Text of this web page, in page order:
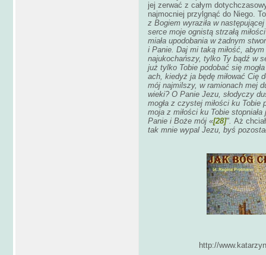
jej zerwać z całym
najmocniej przylgnąć do Niego. To
z Bogiem wyraziła w
serce moje ognistą strzałą
miała upodobania w żadnym
i Panie. Daj mi taką miłość, abym
najukochańszy, tylko Ty bądź w
już tylko Tobie podobać się
ach, kiedyż ja będę miłować Cię
mój najmilszy, w ramionach mej
wieki? O Panie Jezu, słodyczy
mogła z czystej miłości ku
moja z miłości ku Tobie
Panie i Boże mój «[28]". Aż
tak mnie wypal Jezu, byś
http://